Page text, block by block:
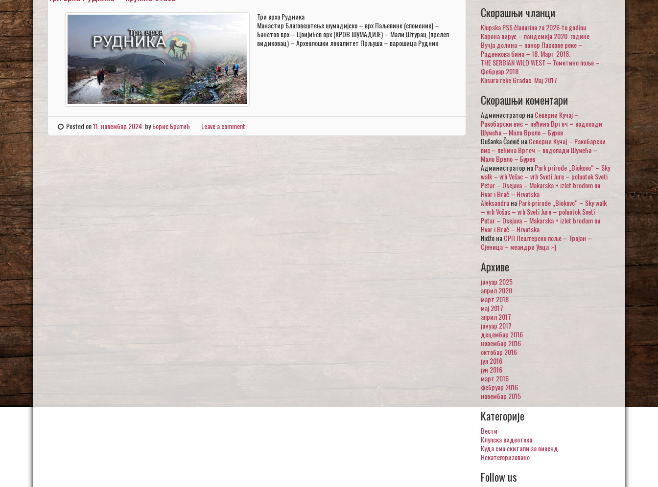
Три врха Рудника
Манастир Благовештење шумадијско – врх Паљевине (споменик) –
Банетов врх – Цвијићев врх (КРОВ ШУМАДИЈЕ) – Мали Штурац (прелеп
видиковац) – Археолошки локалитет Прљуша – варошица Рудник
Posted on11. новембар 2024. byБорис Братић Leave a comment
Скорашњи чланци
Klupska PSS članarina za 2026-tu godinu
Корона вирус – пандемија 2020. године
Вучја долина – понор Паскове реке –
Раденкова бина – 18. Март 2018.
THE SERBIAN WILD WEST – Тометино поље –
Фебруар 2018.
Klisura reke Gradac. Maj 2017.
Скорашњи коментари
Администратор наСеверни Кучај –
Ракобарски вис – пећина Вртеч – водопади
Шумећа – Мало Врело – Бурев
Dušanka ČaovićнаСеверни Кучај – Ракобарски
вис – пећина Вртеч – водопади Шумећа –
Мало Врело – Бурев
Администратор наPark prirode „Biokovo“ – Sky
walk – vrh Vošac – vrh Sveti Jure – poluotok Sveti
Petar – Osejava – Makarska + izlet brodom na
Hvar i Brač – Hrvatska
AleksandraнаPark prirode „Biokovo“ – Sky walk
– vrh Vošac – vrh Sveti Jure – poluotok Sveti
Petar – Osejava – Makarska + izlet brodom na
Hvar i Brač – Hrvatska
NidžoнаСРП Пештерско поље – Тројан –
Сјеница – меандри Увца :-)
Архиве
јануар 2025
април 2020
март 2018
мај 2017
април 2017
јануар 2017
децембар 2016
новембар 2016
октобар 2016
јул 2016
јун 2016
март 2016
фебруар 2016
новембар 2015
Категорије
Вести
Клупска видеотека
Куда смо скитали за викенд
Некатегоризовано
Follow us